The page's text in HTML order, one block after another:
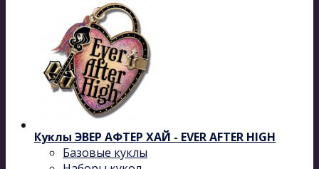
Куклы ЭВЕР АФТЕР ХАЙ - EVER AFTER HIGH
Базовые куклы